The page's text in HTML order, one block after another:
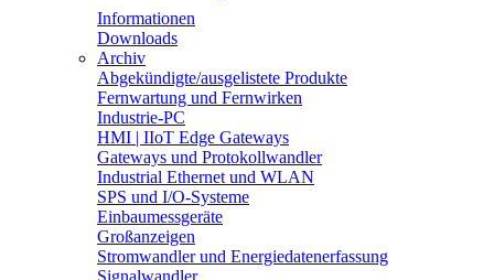
Informationen
Downloads
Archiv
Abgekündigte/ausgelistete Produkte
Fernwartung und Fernwirken
Industrie-PC
HMI | IIoT Edge Gateways
Gateways und Protokollwandler
Industrial Ethernet und WLAN
SPS und I/O-Systeme
Einbaumessgeräte
Großanzeigen
Stromwandler und Energiedatenerfassung
Signalwandler